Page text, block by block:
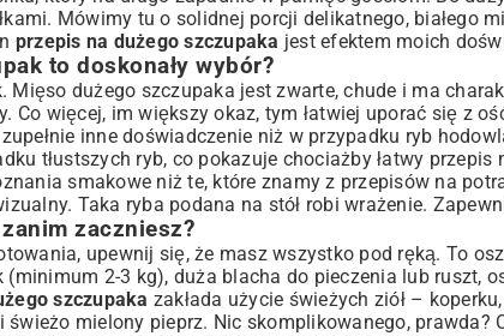
– krok po kroku
klucz do sukcesu
intensywny smak gwarantowany
– imponujące danie
nadzienia
smak
szczupak był perfekcyjny
Mówimy tu o solidnej porcji delikatnego, białego
przepis na dużego szczupaka jest efektem moich
to doskonały wybór?
Mięso dużego szczupaka jest zwarte, chude i ma
Co więcej, im większy okaz, tym łatwiej uporać się z
inne doświadczenie niż w przypadku ryb
tłustszych ryb, co pokazuje chociażby łatwy przepis
smakowe niż te, które znamy z przepisów na
Taka ryba podana na stół robi wrażenie.
zaczniesz?
upewnij się, że masz wszystko pod ręką. To
2-3 kg), duża blacha do pieczenia lub ruszt,
szczupaka zakłada użycie świeżych ziół –
świeżo mielony pieprz. Nic skomplikowanego, prawda?